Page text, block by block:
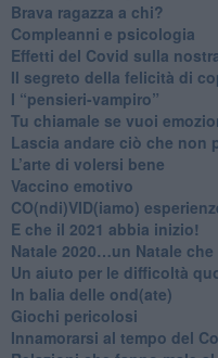
​Brava ragazza a chi?
​Compleanni e psicologia
Effetti del Covid sulla
Il segreto della felicità di
​I “pensieri-vampiro”
​Tu chiamale se vuoi
​Lascia andare ciò che non
L’arte di volersi bene
​Vaccino emotivo
CO(ndi)VID(iamo)
​E che il 2021 abbia inizio!
​Natale 2020…un Natale
Un aiuto per le difficoltà
​In balia delle ond(ate)
Giochi pericolosi
Innamorarsi al tempo del